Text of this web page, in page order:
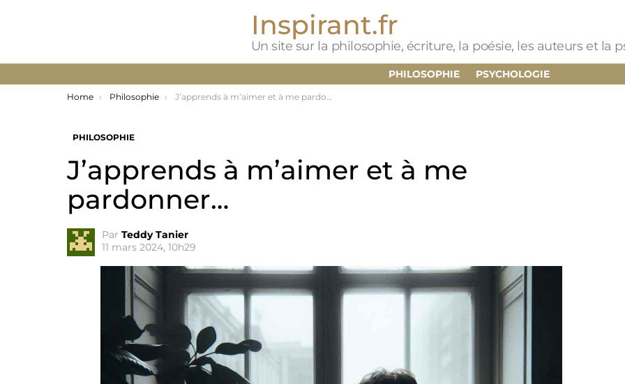
Inspirant.fr
Un site sur la philosophie, écriture, la poésie, les auteurs et la
PHILOSOPHIE PSYCHOLOGIE
You are here:
Home Philosophie J’apprends à m’aimer et à me pardonner…
PHILOSOPHIE
J’apprends à m’aimer et à me
pardonner…
Par Teddy Tanier
11 mars 2024, 10h29